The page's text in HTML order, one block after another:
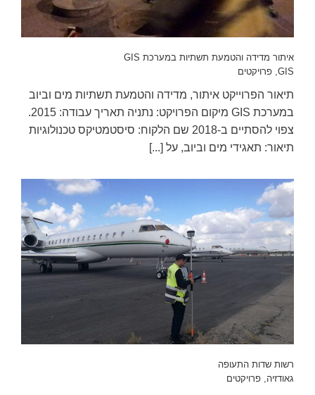
איתור מדידה והטמעת תשתיות במערכת GIS
GIS
, פרויקטים
תיאור הפרוייקט איתור, מדידה והטמעת תשתיות מים וביוב
במערכת GIS מיקום הפרויקט: נתניה תאריך עבודה: 2015.
צפוי להסתיים ב-2018 שם הלקוח: סיסטמטיקס טכנולוגיות
תיאור: תאגידי מים וביוב, על [...]
רשות שדות התעופה
גאודזיה, פרויקטים